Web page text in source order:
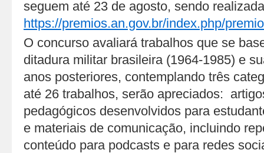
seguem até 23 de agosto, sendo
https://premios.an.gov.br/index.php/
O concurso avaliará trabalhos que se
ditadura militar brasileira (1964-1985) e
anos posteriores, contemplando três
até 26 trabalhos, serão apreciados:
pedagógicos desenvolvidos para
e materiais de comunicação, incluindo
conteúdo para podcasts e para redes